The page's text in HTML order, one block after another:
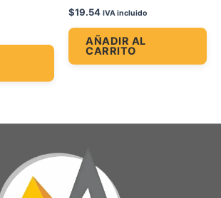
$19.54 IVA incluido
AÑADIR AL
CARRITO